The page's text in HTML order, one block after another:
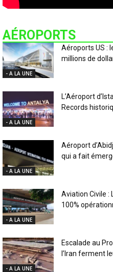
AÉROPORTS
- A LA UNE
Aéroports US :
millions de
- A LA UNE
L’Aéroport
Records
- A LA UNE
Aéroport
qui a fait
- A LA UNE
Aviation Civile :
100%
- A LA UNE
Escalade au
l’Iran ferment